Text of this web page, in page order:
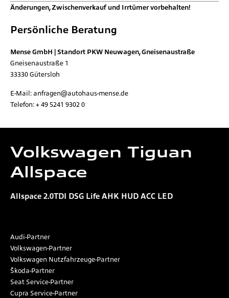
Änderungen, Zwischenverkauf und Irrtümer vorbehalten!
Persönliche Beratung
Mense GmbH | Standort PKW Neuwagen, Gneisenaustraße
Gneisenaustraße 1
33330 Gütersloh
E-Mail: anfragen@autohaus-mense.de
Telefon: + 49 5241 9302 0
Volkswagen Tiguan
Allspace
Allspace 2.0TDI DSG Life AHK HUD ACC LED
Audi-Partner
Volkswagen-Partner
Volkswagen Nutzfahrzeuge-Partner
Škoda-Partner
Seat Service-Partner
Cupra Service-Partner